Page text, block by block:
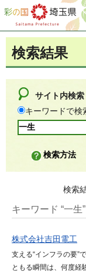
彩の国 埼玉県
検索結果
サイト内検索
キーワードで検
検索方法
検索
キーワード “一生
株式会社吉田電工
支える“インフラの要”
ともる瞬間は、何度経